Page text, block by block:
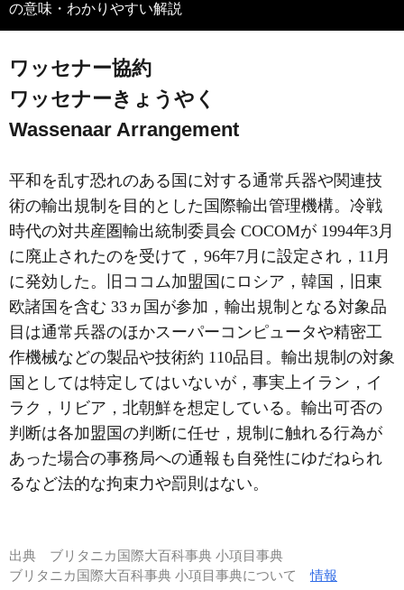
の意味・わかりやすい解説
ワッセナー協約
ワッセナーきょうやく
Wassenaar Arrangement
平和を乱す恐れのある国に対する通常兵器や関連技
術の輸出規制を目的とした国際輸出管理機構。冷戦
時代の対共産圏輸出統制委員会 COCOMが 1994年3月
に廃止されたのを受けて，96年7月に設定され，11月
に発効した。旧ココム加盟国にロシア，韓国，旧東
欧諸国を含む 33ヵ国が参加，輸出規制となる対象品
目は通常兵器のほかスーパーコンピュータや精密工
作機械などの製品や技術約 110品目。輸出規制の対象
国としては特定してはいないが，事実上イラン，イ
ラク，リビア，北朝鮮を想定している。輸出可否の
判断は各加盟国の判断に任せ，規制に触れる行為が
あった場合の事務局への通報も自発性にゆだねられ
るなど法的な拘束力や罰則はない。
出典 ブリタニカ国際大百科事典 小項目事典
ブリタニカ国際大百科事典 小項目事典について情報